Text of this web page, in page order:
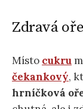
Zdravá
Místo cukru
čekankový,
hrníčková